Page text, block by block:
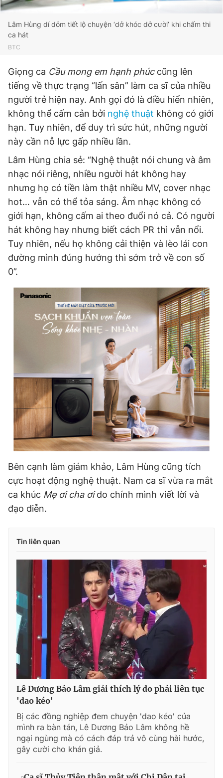
Lâm Hùng dí dỏm tiết lộ chuyện ‘dở khóc dở cười’ khi chấm thi
ca hát
BTC
Giọng ca Cầu mong em hạnh phúc cũng lên
tiếng về thực trạng “lấn sân” làm ca sĩ của nhiều
người trẻ hiện nay. Anh gọi đó là điều hiển nhiên,
không thể cấm cản bởi nghệ thuật không có giới
hạn. Tuy nhiên, để duy trì sức hút, những người
này cần nỗ lực gấp nhiều lần.
Lâm Hùng chia sẻ: “Nghệ thuật nói chung và âm
nhạc nói riêng, nhiều người hát không hay
nhưng họ có tiền làm thật nhiều MV, cover nhạc
hot… vẫn có thể tỏa sáng. Âm nhạc không có
giới hạn, không cấm ai theo đuổi nó cả. Có người
hát không hay nhưng biết cách PR thì vẫn nổi.
Tuy nhiên, nếu họ không cải thiện và lèo lái con
đường mình đúng hướng thì sớm trở về con số
0”.
Bên cạnh làm giám khảo, Lâm Hùng cũng tích
cực hoạt động nghệ thuật. Nam ca sĩ vừa ra mắt
ca khúc Mẹ ơi cha ơido chính mình viết lời và
đạo diễn.
Tin liên quan
Lê Dương Bảo Lâm giải thích lý do phải liên tục
'dao kéo'
Bị các đồng nghiệp đem chuyện 'dao kéo' của
mình ra bàn tán, Lê Dương Bảo Lâm không hề
ngại ngùng mà có cách đáp trả vô cùng hài hước,
gây cười cho khán giả.